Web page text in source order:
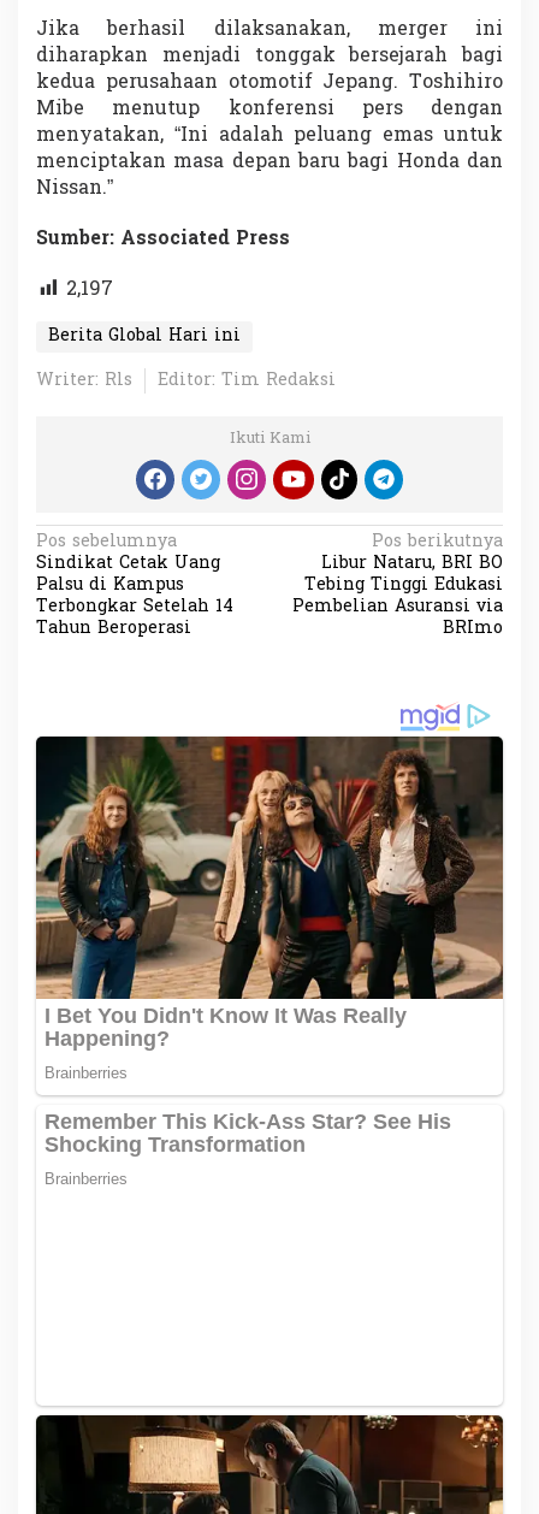
Jika berhasil dilaksanakan, merger ini
diharapkan menjadi tonggak bersejarah bagi
kedua perusahaan otomotif Jepang. Toshihiro
Mibe menutup konferensi pers dengan
menyatakan, “Ini adalah peluang emas untuk
menciptakan masa depan baru bagi Honda dan
Nissan.”
Sumber: Associated Press
2,197
Berita Global Hari ini
Writer: Rls
Editor: Tim Redaksi
Ikuti Kami
N
a
v
s
p
o
s
Pos sebelumnya
Sindikat Cetak Uang
Palsu di Kampus
Terbongkar Setelah 14
Tahun Beroperasi
Pos berikutnya
Libur Nataru, BRI BO
Tebing Tinggi Edukasi
Pembelian Asuransi via
BRImo